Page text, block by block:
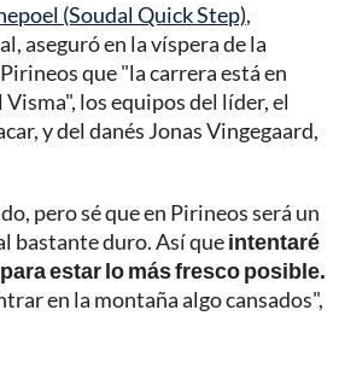
(Soudal Quick Step),
aseguró en la víspera de la
que "la carrera está en
Visma", los equipos del líder, el
y del danés Jonas Vingegaard,
pero sé que en Pirineos será un
bastante duro. Así queintentaré
estar lo más fresco posible.
en la montaña algo cansados",